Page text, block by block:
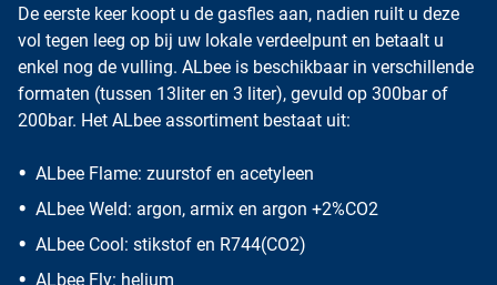
De eerste keer koopt u de gasfles aan, nadien ruilt u deze
vol tegen leeg op bij uw lokale verdeelpunt en betaalt u
enkel nog de vulling. ALbee is beschikbaar in verschillende
formaten (tussen 13liter en 3 liter), gevuld op 300bar of
200bar. Het ALbee assortiment bestaat uit:
ALbee Flame: zuurstof en acetyleen
ALbee Weld: argon, armix en argon +2%CO2
ALbee Cool: stikstof en R744(CO2)
ALbee Fly: helium